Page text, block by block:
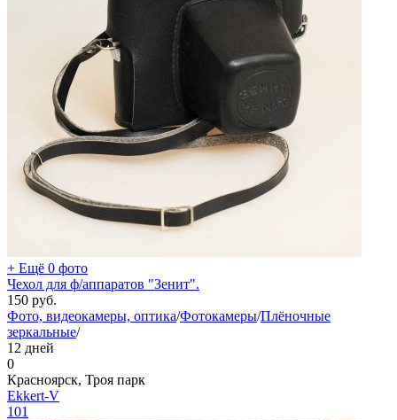
+ Ещё 0 фото
Чехол для ф/аппаратов "Зенит".
150 руб.
Фото, видеокамеры, оптика/Фотокамеры/Плёночные
зеркальные/
12 дней
0
Красноярск, Троя парк
Ekkert-V
101